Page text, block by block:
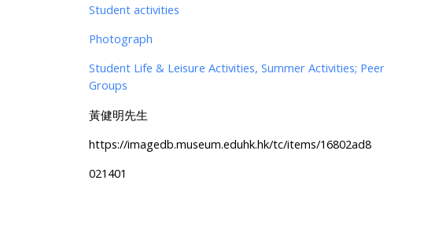
Student activities
Photograph
Student Life & Leisure Activities, Summer Activities; Peer
Groups
黃健明先生
https://imagedb.museum.eduhk.hk/tc/items/16802ad8
021401